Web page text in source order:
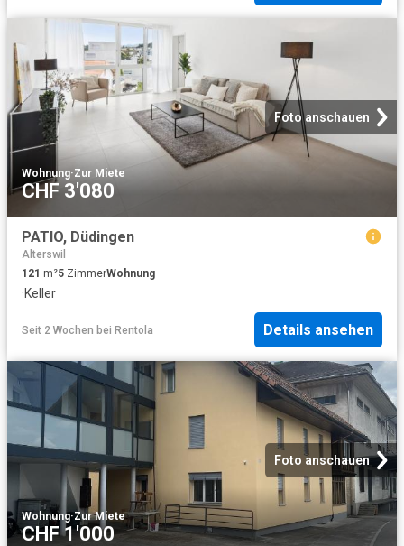
Foto anschauen
Wohnung·Zur Miete
CHF 3'080
PATIO, Düdingen
Alterswil
121 m²5 ZimmerWohnung
·Keller
Seit 2 Wochen bei Rentola Details ansehen
Foto anschauen
Wohnung·Zur Miete
CHF 1'000